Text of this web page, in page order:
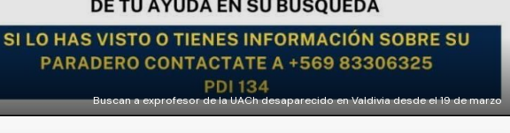
Buscan a exprofesor de la UACh desaparecido en Valdivia desde el 19 de marzo